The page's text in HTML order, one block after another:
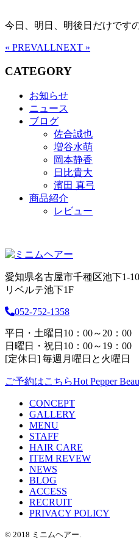
今日、明日、明後日だけです
« PREVALLNEXT »
CATEGORY
お知らせ
ニュース
ブログ
佐合誠也
増谷水萌
岡本静香
日比貴大
濱田 真弓
商品紹介
レビュー
愛知県名古屋市千種区池下1-
リベルテ池下1F
052-752-1358
平日・土曜日10：00～20：00
日曜日・祝日10：00～19：00
[定休日] 毎週月曜日と火曜日
ご予約はこちらHot Pepper
CONCEPT
GALLERY
MENU
STAFF
HAIR CARE
ITEM REVEW
NEWS
BLOG
ACCESS
RECRUIT
PRIVACY POLICY
© 2018 ミニムヘアー.